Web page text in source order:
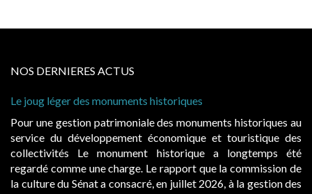
NOS DERNIERES ACTUS
des monuments historiques
patrimoniale des monuments historiques au
développement économique et touristique des
Le monument historique a longtemps été
une charge. Le rapport que la commission de
Sénat a consacré, en juillet 2026, à la gestion des
Evocatrices
également
public, elles